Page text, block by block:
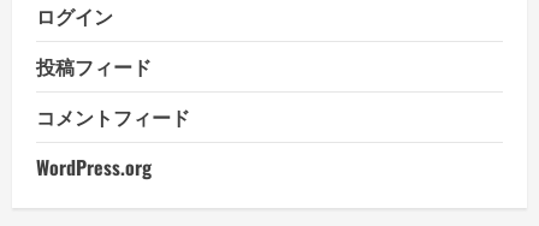
ログイン
投稿フィード
コメントフィード
WordPress.org